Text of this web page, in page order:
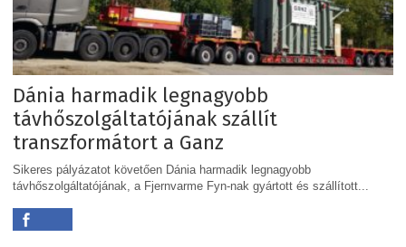
Dánia harmadik legnagyobb
távhőszolgáltatójának szállít
transzformátort a Ganz
Sikeres pályázatot követően Dánia harmadik legnagyobb
távhőszolgáltatójának, a Fjernvarme Fyn-nak gyártott és szállított...